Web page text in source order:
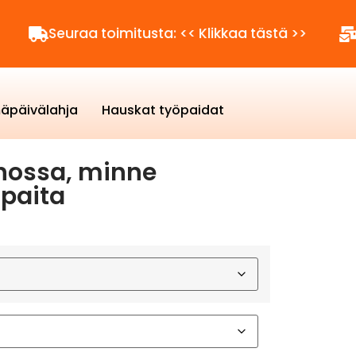
toimitusta: << Klikkaa tästä >>
Hauskat työpaidat
minne